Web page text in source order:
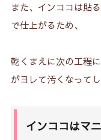
また、インココは貼
で仕上がるため、
乾くまえに次の工程
がヨレて汚くなって
インココはマ